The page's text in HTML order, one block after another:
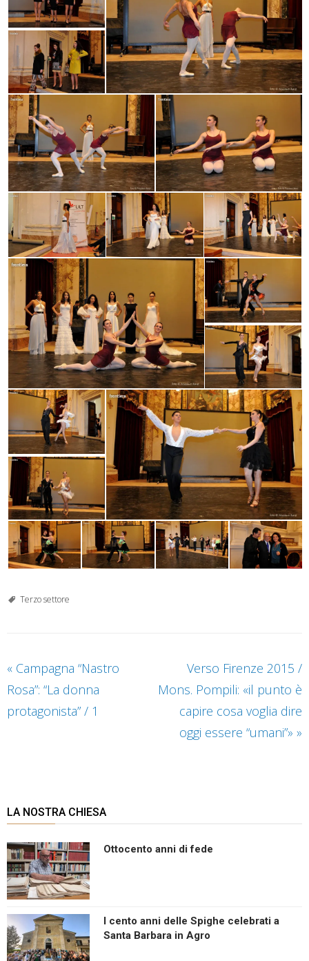
Terzo settore
« Campagna “Nastro
Rosa”: “La donna
protagonista” / 1
Verso Firenze 2015 /
Mons. Pompili: «il punto è
capire cosa voglia dire
oggi essere “umani”» »
LA NOSTRA CHIESA
Ottocento anni di fede
I cento anni delle Spighe celebrati a
Santa Barbara in Agro